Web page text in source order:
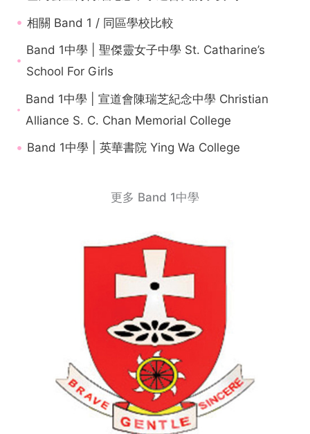
相關 Band 1 / 同區學校比較
Band 1中學 | 聖傑靈女子中學 St. Catharine’s
School For Girls
Band 1中學 | 宣道會陳瑞芝紀念中學 Christian
Alliance S. C. Chan Memorial College
Band 1中學 | 英華書院 Ying Wa College
更多 Band 1中學